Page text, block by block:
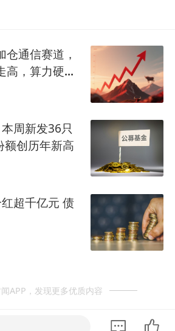
通信赛道，
高，算力硬件
周新发36只
额创历年新高
超千亿元 债
APP，发现更多优质内容